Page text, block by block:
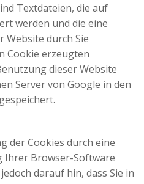
Textdateien, die auf
werden und die eine
Website durch Sie
Cookie erzeugten
dieser Website
Server von Google in den
der Cookies durch eine
Ihrer Browser-Software
darauf hin, dass Sie in